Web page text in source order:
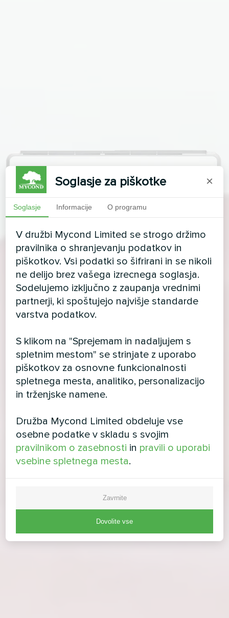
Soglasje za piškotke ×
Soglasje Informacije O programu
V družbi Mycond Limited se strogo držimo
pravilnika o shranjevanju podatkov in
piškotkov. Vsi podatki so šifrirani in se nikoli
ne delijo brez vašega izrecnega soglasja.
Sodelujemo izključno z zaupanja vrednimi
partnerji, ki spoštujejo najvišje standarde
varstva podatkov.
S klikom na "Sprejemam in nadaljujem s
spletnim mestom" se strinjate z uporabo
piškotkov za osnovne funkcionalnosti
spletnega mesta, analitiko, personalizacijo
in trženjske namene.
Družba Mycond Limited obdeluje vse
osebne podatke v skladu s svojim
pravilnikom o zasebnosti in pravili o uporabi
vsebine spletnega mesta.
Zavrnite
Dovolite vse